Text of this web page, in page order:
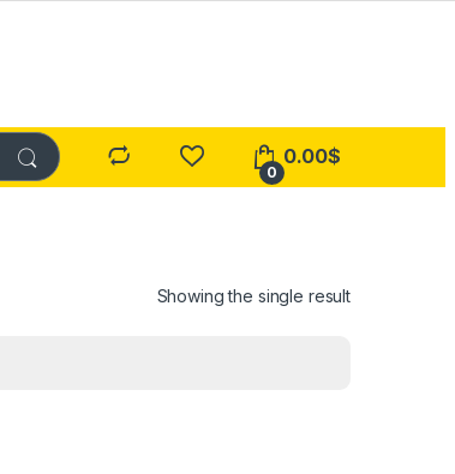
0
0.00$
Showing the single result